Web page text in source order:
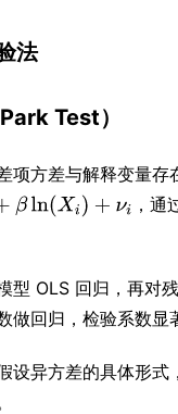
法
Test）
项方差与解释变量存
，通
型 OLS 回归，再对
做回归，检验系数显
设异方差的具体形式